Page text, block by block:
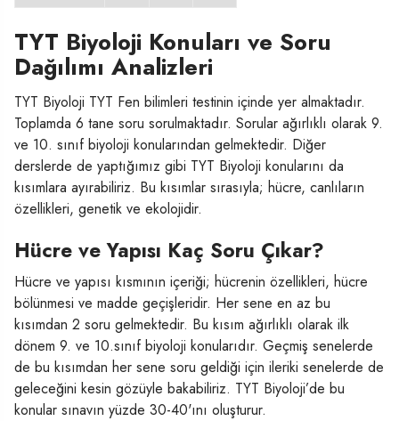
TYT Biyoloji Konuları ve Soru
Dağılımı Analizleri
TYT Biyoloji TYT Fen bilimleri testinin içinde yer almaktadır.
Toplamda 6 tane soru sorulmaktadır. Sorular ağırlıklı olarak 9.
ve 10. sınıf biyoloji konularından gelmektedir. Diğer
derslerde de yaptığımız gibi TYT Biyoloji konularını da
kısımlara ayırabiliriz. Bu kısımlar sırasıyla; hücre, canlıların
özellikleri, genetik ve ekolojidir.
Hücre ve Yapısı Kaç Soru Çıkar?
Hücre ve yapısı kısmının içeriği; hücrenin özellikleri, hücre
bölünmesi ve madde geçişleridir. Her sene en az bu
kısımdan 2 soru gelmektedir. Bu kısım ağırlıklı olarak ilk
dönem 9. ve 10.sınıf biyoloji konularıdır. Geçmiş senelerde
de bu kısımdan her sene soru geldiği için ileriki senelerde de
geleceğini kesin gözüyle bakabiliriz. TYT Biyoloji’de bu
konular sınavın yüzde 30-40'ını oluşturur.